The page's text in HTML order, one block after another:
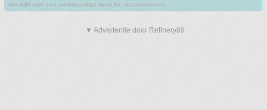
Het blijft toch een merkwaardige sport hè, dat wielrennen.
▼ Advertentie door Refinery89